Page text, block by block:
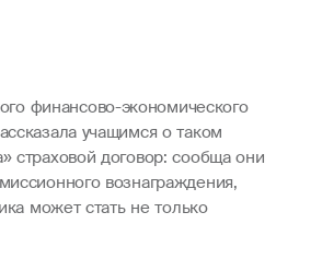
финансово-экономического
учащимся о таком
страховой договор: сообща они
вознаграждения,
может стать не только